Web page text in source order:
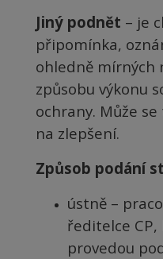
Jiný podnět – je
připomínka,
ohledně mírných
způsobu výkonu
ochrany. Může
na zlepšení.
Způsob podání
ústně –
ředitelce
provedou